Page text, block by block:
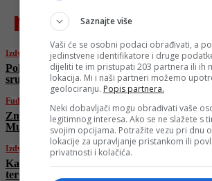
najnovije
Izdvojeno
Poljaci objavili fotografije mjesta gdje je
srušen ruski dron, vojska ne dopušta
Fudbal
Zmajevi pali pred Austrijom, ali nada za
Mundijal još živi
Izdvojeno
Katarski premijer: Izraelski udar je “državni
terorizam”
Saznajte više
Vaši će se osobni podaci obrađivati, a
jedinstvene identifikatore i druge
dijeliti te im pristupati 203 partnera ili ih
lokacija. Mi i naši partneri možemo
geolociranju. Popis partnera.
Neki dobavljači mogu obrađivati vaše
legitimnog interesa. Ako se ne slažete s
svojim opcijama. Potražite vezu pri dnu
lokacije za upravljanje pristankom ili
privatnosti i kolačića.